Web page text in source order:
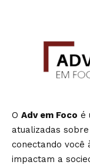
O Adv em Foco é
atualizadas
conectando você
impactam a